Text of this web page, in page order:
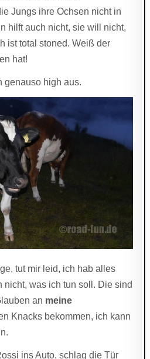
Jungs ihre Ochsen nicht in
hilft auch nicht, sie will nicht,
ist total stoned. Weiß der
hat!
genauso high aus.
tut mir leid, ich hab alles
nicht, was ich tun soll. Die sind
an meine
Knacks bekommen, ich kann
ins Auto, schlag die Tür